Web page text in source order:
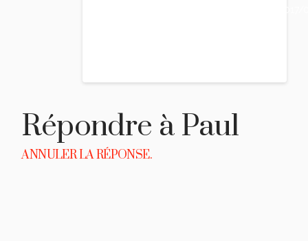
Répondre à Paul
ANNULER LA RÉPONSE.